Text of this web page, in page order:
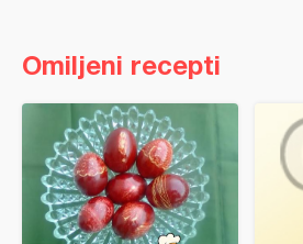
Omiljeni recepti